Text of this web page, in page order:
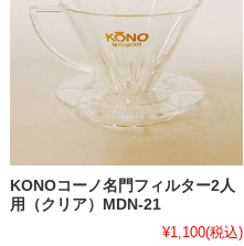
KONOコーノ名門フィルター2人
用（クリア）MDN-21
¥1,100(税込)